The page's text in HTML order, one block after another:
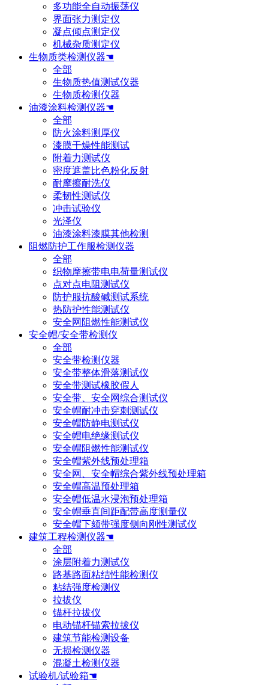
多功能全自动振荡仪
界面张力测定仪
凝点倾点测定仪
机械杂质测定仪
生物质类检测仪器☚
全部
生物质热值测试仪器
生物质检测仪器
油漆涂料检测仪器☚
全部
防火涂料测厚仪
漆膜干燥性能测试
附着力测试仪
密度遮盖比色粉化反射
耐摩擦耐洗仪
柔韧性测试仪
冲击试验仪
光泽仪
油漆涂料漆膜其他检测
阻燃防护工作服检测仪器
全部
织物摩擦带电电荷量测试仪
点对点电阻测试仪
防护服抗酸碱测试系统
热防护性能测试仪
安全网阻燃性能测试仪
安全帽/安全带检测仪
全部
安全带检测仪器
安全带整体滑落测试仪
安全带测试橡胶假人
安全带、安全网综合测试仪
安全帽耐冲击穿刺测试仪
安全帽防静电测试仪
安全帽电绝缘测试仪
安全帽阻燃性能测试仪
安全帽紫外线预处理箱
安全网、安全帽综合紫外线预处理箱
安全帽高温预处理箱
安全帽低温水浸泡预处理箱
安全帽垂直间距配带高度测量仪
安全帽下颏带强度侧向刚性测试仪
建筑工程检测仪器☚
全部
涂层附着力测试仪
路基路面粘结性能检测仪
粘结强度检测仪
拉拔仪
锚杆拉拔仪
电动锚杆锚索拉拔仪
建筑节能检测设备
无损检测仪器
混凝土检测仪器
试验机/试验箱☚